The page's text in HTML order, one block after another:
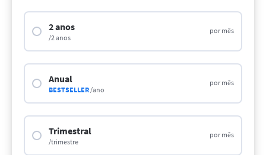
2 anos
/2 anos
por mês
Anual
BESTSELLER/ano
por mês
Trimestral
/trimestre
por mês